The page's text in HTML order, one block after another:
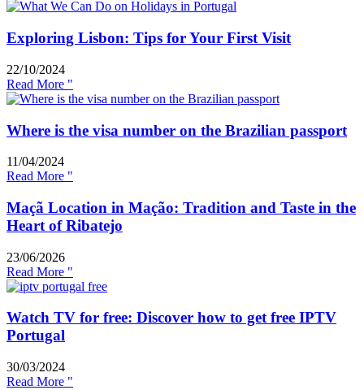
Exploring Lisbon: Tips for Your First Visit
22/10/2024
Read More "
Where is the visa number on the Brazilian passport
11/04/2024
Read More "
Maçã Location in Mação: Tradition and Taste in the
Heart of Ribatejo
23/06/2026
Read More "
Watch TV for free: Discover how to get free IPTV
Portugal
30/03/2024
Read More "